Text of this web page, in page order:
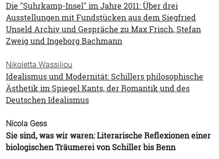
Die "Suhrkamp-Insel" im Jahre 2011: Über drei
Ausstellungen mit Fundstücken aus dem Siegfried
Unseld Archiv und Gespräche zu Max Frisch, Stefan
Zweig und Ingeborg Bachmann
Nikoletta Wassiliou
Idealismus und Modernität: Schillers philosophische
Ästhetik im Spiegel Kants, der Romantik und des
Deutschen Idealismus
Nicola Gess
Sie sind, was wir waren: Literarische Reflexionen einer
biologischen Träumerei von Schiller bis Benn